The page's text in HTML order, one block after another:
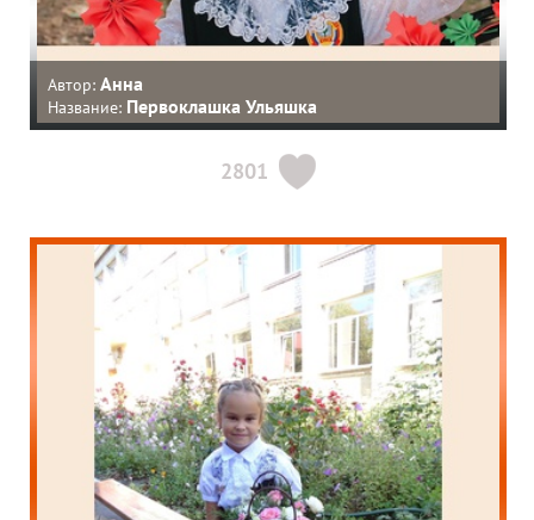
Автор: Анна
Название: Первоклашка Ульяшка
2801